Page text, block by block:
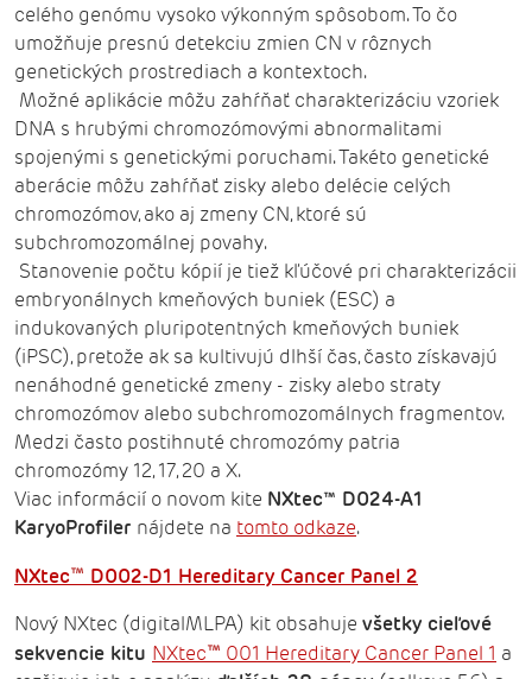
celého genómu vysoko výkonným spôsobom. To čo
umožňuje presnú detekciu zmien CN v rôznych
genetických prostrediach a kontextoch.
Možné aplikácie môžu zahŕňať charakterizáciu vzoriek
DNA s hrubými chromozómovými abnormalitami
spojenými s genetickými poruchami. Takéto genetické
aberácie môžu zahŕňať zisky alebo delécie celých
chromozómov, ako aj zmeny CN, ktoré sú
subchromozomálnej povahy.
Stanovenie počtu kópií je tiež kľúčové pri charakterizácii
embryonálnych kmeňových buniek (ESC) a
indukovaných pluripotentných kmeňových buniek
(iPSC), pretože ak sa kultivujú dlhší čas, často získavajú
nenáhodné genetické zmeny - zisky alebo straty
chromozómov alebo subchromozomálnych fragmentov.
Medzi často postihnuté chromozómy patria
chromozómy 12, 17, 20 a X.
Viac informácií o novom kite NXtec™ D024-A1
KaryoProfiler nájdete na tomto odkaze.
NXtec™ D002-D1 Hereditary Cancer Panel 2
Nový NXtec (digitalMLPA) kit obsahuje všetky cieľové
sekvencie kitu NXtec™ 001 Hereditary Cancer Panel 1 a